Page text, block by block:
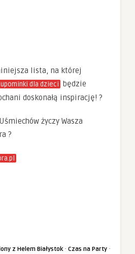
lista, na której
dla dzieci będzie
doskonałą inspirację! ?
życzy Wasza
?
z Helem Białystok· Czas na Party ·